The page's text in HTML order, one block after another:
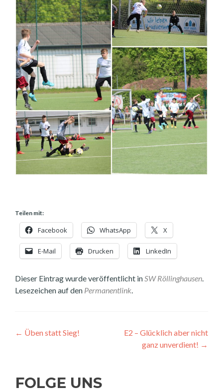
Teilen mit:
Facebook WhatsApp X
E-Mail Drucken LinkedIn
Dieser Eintrag wurde veröffentlicht in SW Röllinghausen
Lesezeichen auf den Permanentlink
Beitragsnavigation
← Üben statt Sieg!
E2 – Glücklich aber nicht
ganz unverdient! →
FOLGE UNS